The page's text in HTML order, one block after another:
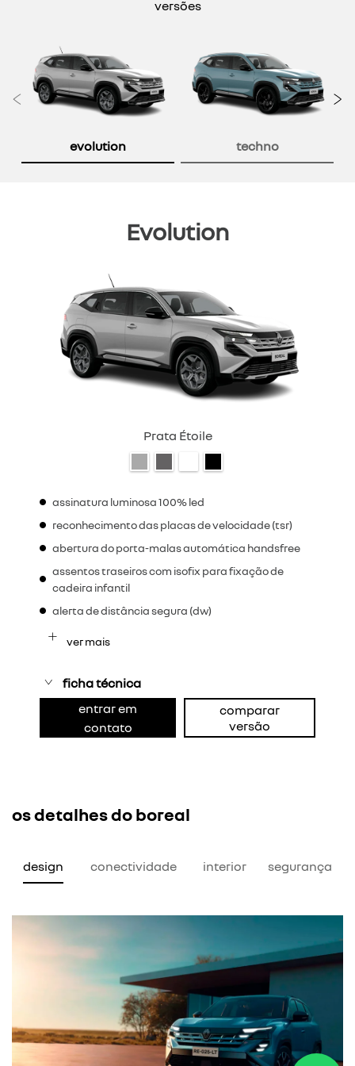
versões
evolution techno
Anterior
Evolution
Prata Étoile
assinatura luminosa 100% led
reconhecimento das placas de velocidade (tsr)
abertura do porta-malas automática handsfree
assentos traseiros com isofix para fixação de
cadeira infantil
alerta de distância segura (dw)
ver mais
ficha técnica
entrar em
contato
comparar
versão
os detalhes do boreal
design conectividade interior segurança